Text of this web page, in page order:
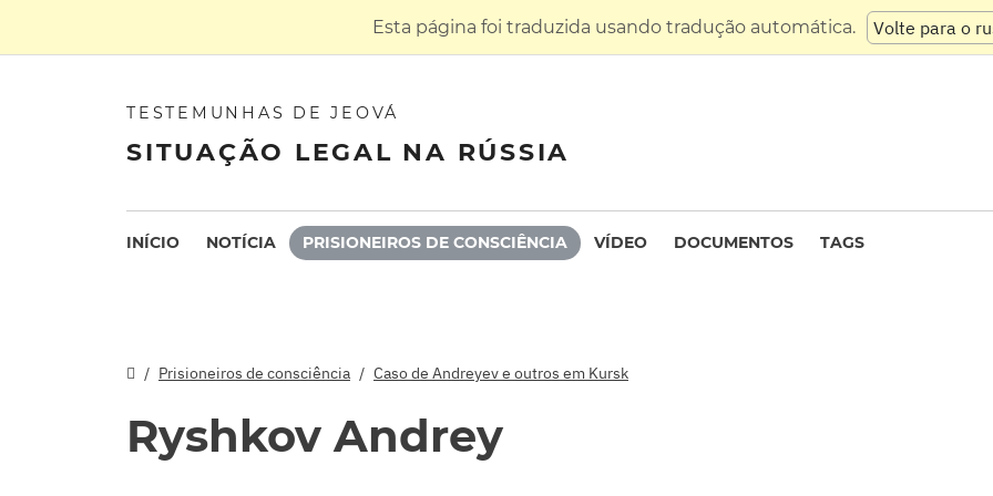
Esta página foi traduzida usando tradução automática. Volte para o
TESTEMUNHAS DE JEOVÁ
SITUAÇÃO LEGAL NA RÚSSIA
INÍCIO NOTÍCIA PRISIONEIROS DE CONSCIÊNCIA VÍDEO DOCUMENTOS TAGS
Prisioneiros de consciência Caso de Andreyev e outros em Kursk
Ryshkov Andrey